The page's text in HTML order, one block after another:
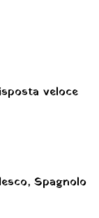
veloce
Spagnolo